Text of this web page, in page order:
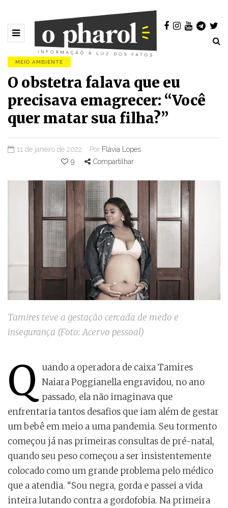
MEIO AMBIENTE
O obstetra falava que eu
precisava emagrecer: “Você
quer matar sua filha?”
11 de janeiro de 2022 Por Flávia Lopes
9
Compartilhar
Tamires teve a gestação cercada de medo e
insegurança (Foto: Acervo pessoal)
Q
uando a operadora de caixa Tamires
Naiara Poggianella engravidou, no ano
passado, ela não imaginava que
enfrentaria tantos desafios que iam além de gestar
um bebê em meio a uma pandemia. Seu tormento
começou já nas primeiras consultas de pré-natal,
quando seu peso começou a ser insistentemente
colocado como um grande problema pelo médico
que a atendia. “Sou negra, gorda e passei a vida
inteira lutando contra a gordofobia. Na primeira